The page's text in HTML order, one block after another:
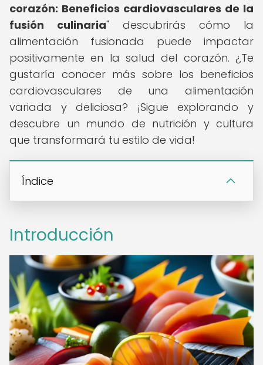
corazón: Beneficios cardiovasculares de la
fusión culinaria" descubrirás cómo la
alimentación fusionada puede impactar
positivamente en la salud del corazón. ¿Te
gustaría conocer más sobre los beneficios
cardiovasculares de una alimentación
variada y deliciosa? ¡Sigue explorando y
descubre un mundo de nutrición y cultura
que transformará tu estilo de vida!
Índice
Introducción